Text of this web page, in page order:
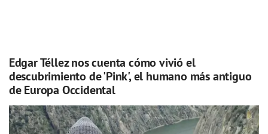
Edgar Téllez nos cuenta cómo vivió el
descubrimiento de 'Pink', el humano más antiguo
de Europa Occidental